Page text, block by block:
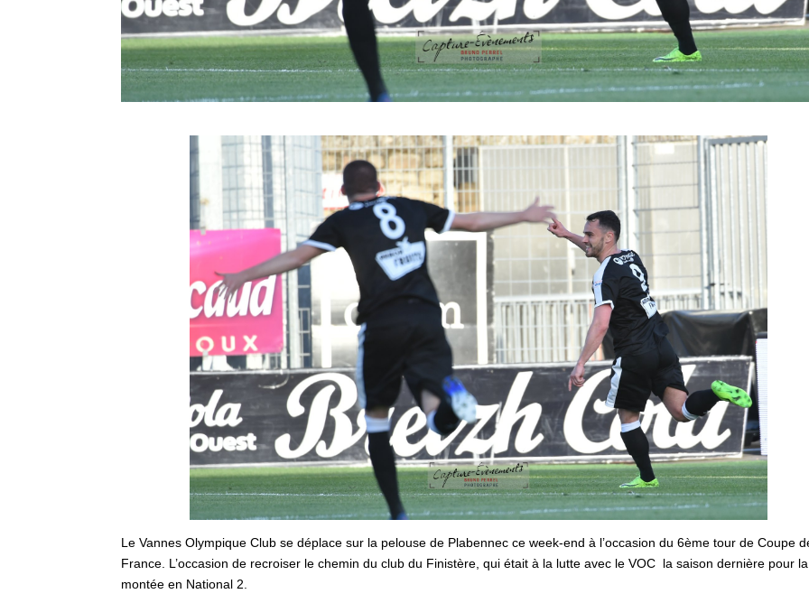
Le Vannes Olympique Club se déplace sur la pelouse de Plabennec ce week-end à l’occasion du 6ème tour de Coupe
France. L’occasion de recroiser le chemin du club du Finistère, qui était à la lutte avec le VOC la saison dernière pour la
montée en National 2.